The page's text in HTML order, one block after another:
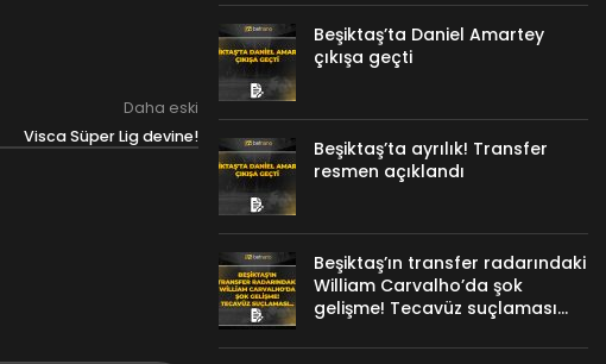
Daha eski
Visca Süper Lig devine!
Beşiktaş’ta Daniel Amartey
çıkışa geçti
Beşiktaş’ta ayrılık! Transfer
resmen açıklandı
Beşiktaş’ın transfer radarındaki
William Carvalho’da şok
gelişme! Tecavüz suçlaması…